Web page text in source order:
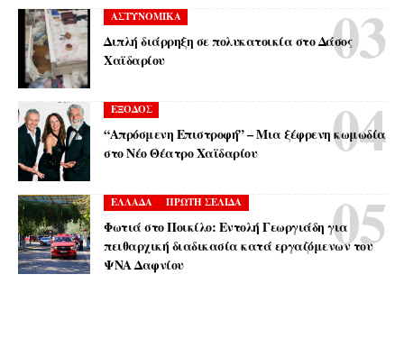
ΑΣΤΥΝΟΜΙΚΑ
Διπλή διάρρηξη σε πολυκατοικία στο Δάσος
Χαϊδαρίου
ΕΞΟΔΟΣ
“Απρόσμενη Επιστροφή” – Μια ξέφρενη κωμωδία
στο Νέο Θέατρο Χαϊδαρίου
ΕΛΛΑΔΑ ΠΡΩΤΗ ΣΕΛΙΔΑ
Φωτιά στο Ποικίλο: Εντολή Γεωργιάδη για
πειθαρχική διαδικασία κατά εργαζόμενων του
ΨΝΑ Δαφνίου